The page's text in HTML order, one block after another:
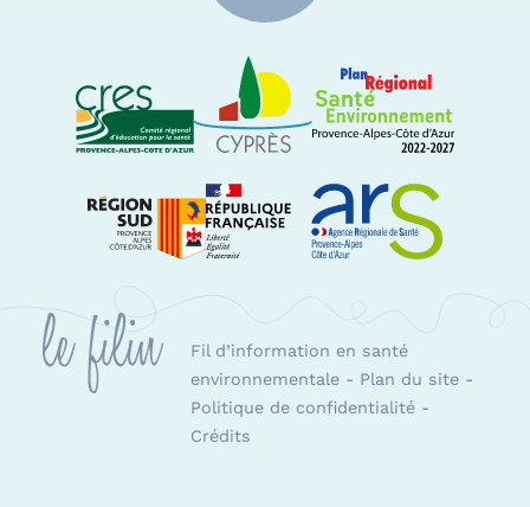
Fil d’information en santé
environnementale- Plan du site-
Politique de confidentialité-
Crédits